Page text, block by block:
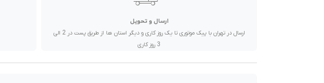
ارسال و تحویل
ارسال در تهران با پیک موتوری تا یک روز کاری و دیگر استان ها از طریق پست در 2 الی
3 روز کاری